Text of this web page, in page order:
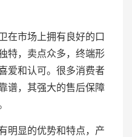
在市场上拥有良好的口
特，卖点众多，终端形
爱和认可。很多消费者
谱，其强大的售后保障
明显的优势和特点，产